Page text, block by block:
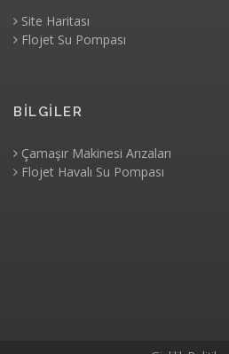
Site Haritası
Flojet Su Pompası
BİLGİLER
Çamaşır Makinesi Arızaları
Flojet Havalı Su Pompası